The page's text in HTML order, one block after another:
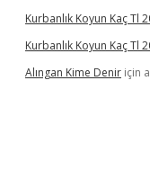
Kurbanlık Koyun Kaç Tl
Kurbanlık Koyun Kaç Tl
Alıngan Kime Denir için